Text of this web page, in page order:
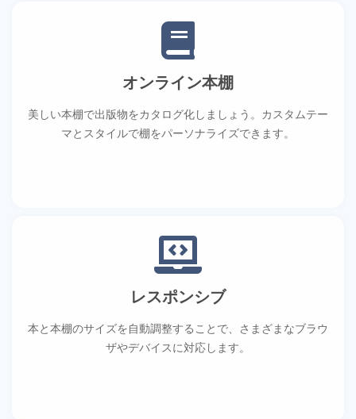
オンライン本棚
美しい本棚で出版物をカタログ化しましょう。カスタムテー
マとスタイルで棚をパーソナライズできます。
レスポンシブ
本と本棚のサイズを自動調整することで、さまざまなブラウ
ザやデバイスに対応します。